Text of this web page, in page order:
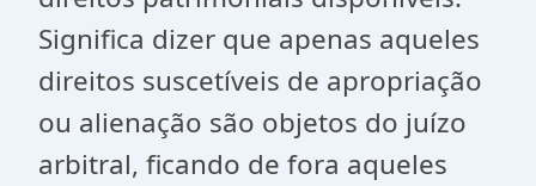
Significa dizer que apenas aqueles
direitos suscetíveis de apropriação
ou alienação são objetos do juízo
arbitral, ficando de fora aqueles